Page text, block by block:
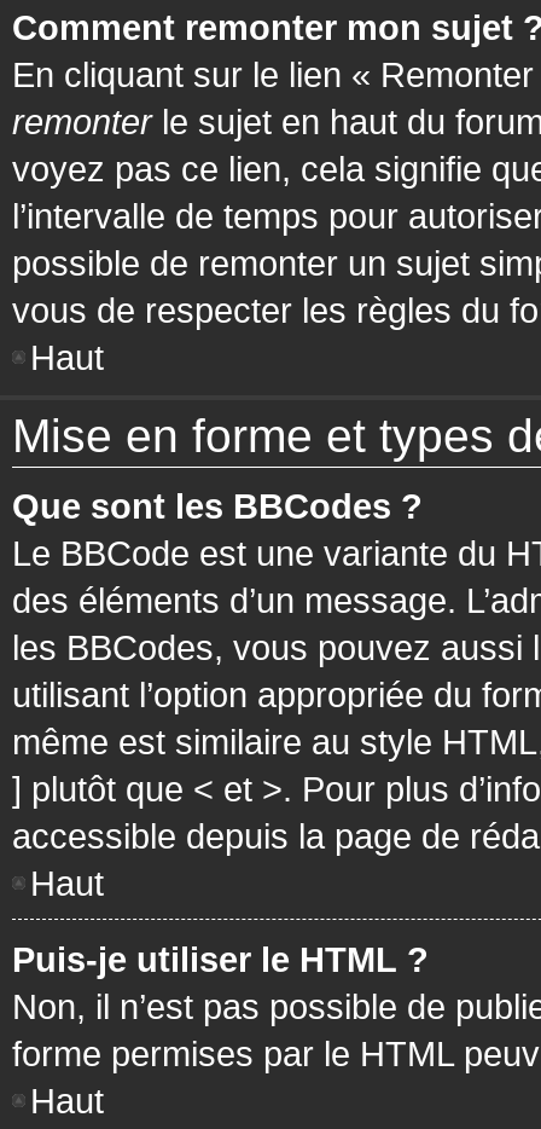
Comment remonter mon sujet
En cliquant sur le lien «
remonterle sujet en haut du
voyez pas ce lien, cela signifie
l’intervalle de temps pour
possible de remonter un sujet
vous de respecter les règles du
Haut
Mise en forme et types
Que sont les BBCodes ?
Le BBCode est une variante du
des éléments d’un message.
les BBCodes, vous pouvez
utilisant l’option appropriée du
même est similaire au style
] plutôt que < et >. Pour plus
accessible depuis la page de
Haut
Puis-je utiliser le HTML ?
Non, il n’est pas possible de
forme permises par le HTML
Haut